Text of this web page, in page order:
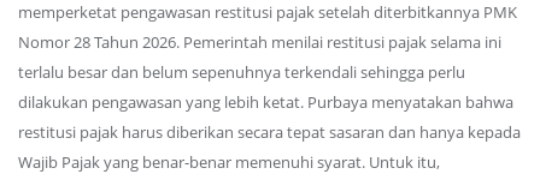
memperketat pengawasan restitusi pajak setelah diterbitkannya PMK
Nomor 28 Tahun 2026. Pemerintah menilai restitusi pajak selama ini
terlalu besar dan belum sepenuhnya terkendali sehingga perlu
dilakukan pengawasan yang lebih ketat. Purbaya menyatakan bahwa
restitusi pajak harus diberikan secara tepat sasaran dan hanya kepada
Wajib Pajak yang benar-benar memenuhi syarat. Untuk itu,